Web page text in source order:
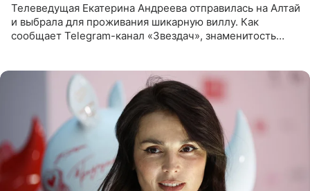
Телеведущая Екатерина Андреева отправилась на Алтай
и выбрала для проживания шикарную виллу. Как
сообщает Telegram-канал «Звездач», знаменитость